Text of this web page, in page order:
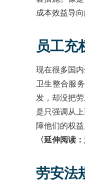
成本效益导
员工充
现在很多国
卫生整合服
发，却没把
是只强调从
障他们的权益
〈延伸阅读：
劳安法